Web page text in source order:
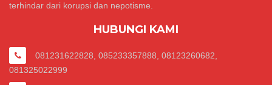
terhindar dari korupsi dan nepotisme.
HUBUNGI KAMI
081231622828, 085233357888, 08123260682,
081325022999